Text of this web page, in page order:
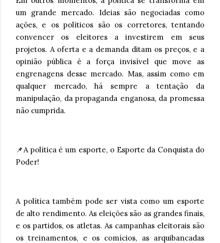
um grande mercado. Ideias são negociadas como
ações, e os políticos são os corretores, tentando
convencer os eleitores a investirem em seus
projetos. A oferta e a demanda ditam os preços, e a
opinião pública é a força invisível que move as
engrenagens desse mercado. Mas, assim como em
qualquer mercado, há sempre a tentação da
manipulação, da propaganda enganosa, da promessa
não cumprida.
📌A política é um esporte, o Esporte da Conquista do
Poder!
A política também pode ser vista como um esporte
de alto rendimento. As eleições são as grandes finais,
e os partidos, os atletas. As campanhas eleitorais são
os treinamentos, e os comícios, as arquibancadas